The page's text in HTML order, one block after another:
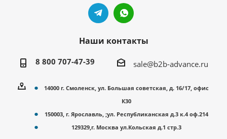
Наши контакты
8 800 707-47-39 sale@b2b-advance.ru
14000 г. Смоленск, ул. Большая советская, д. 16/17, офис
К30
150003, г. Ярославль, ;ул. Республиканская д.3 к.4 оф.214
129329,г. Москва ул.Кольская д.1 стр.3